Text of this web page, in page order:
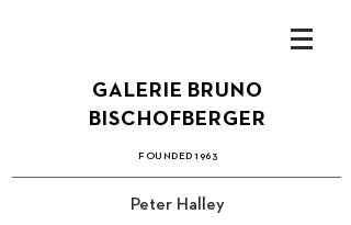
GALERIE BRUN O
B ISCHOFBERGER
FOUNDED 1 963
Peter Halley